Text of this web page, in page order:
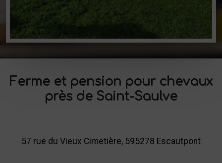
Ferme et pension pour chevaux
près de Saint-Saulve
57 rue du Vieux Cimetière, 595278 Escautpont